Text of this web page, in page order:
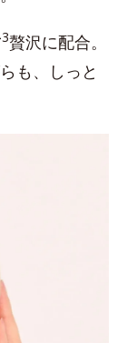
3贅沢に配合。
も、しっと